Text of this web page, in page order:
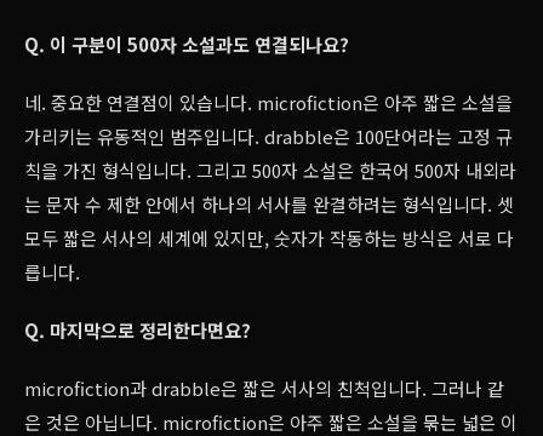
Q. 이 구분이 500자 소설과도 연결되나요?
네. 중요한 연결점이 있습니다. microfiction은 아주 짧은 소설을
가리키는 유동적인 범주입니다. drabble은 100단어라는 고정 규
칙을 가진 형식입니다. 그리고 500자 소설은 한국어 500자 내외라
는 문자 수 제한 안에서 하나의 서사를 완결하려는 형식입니다. 셋
모두 짧은 서사의 세계에 있지만, 숫자가 작동하는 방식은 서로 다
릅니다.
Q. 마지막으로 정리한다면요?
microfiction과 drabble은 짧은 서사의 친척입니다. 그러나 같
은 것은 아닙니다. microfiction은 아주 짧은 소설을 묶는 넓은 이